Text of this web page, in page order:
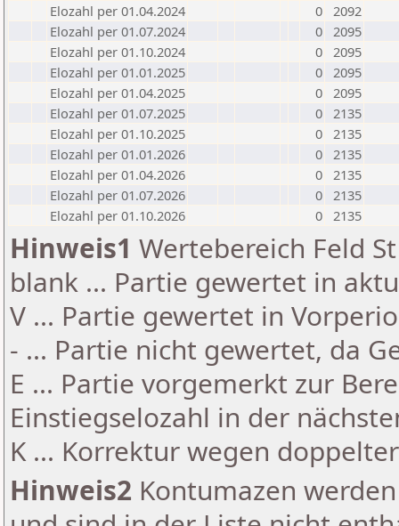
Elozahl per 01.04.2024
0 2092
Elozahl per 01.07.2024
0 2095
Elozahl per 01.10.2024
0 2095
Elozahl per 01.01.2025
0 2095
Elozahl per 01.04.2025
0 2095
Elozahl per 01.07.2025
0 2135
Elozahl per 01.10.2025
0 2135
Elozahl per 01.01.2026
0 2135
Elozahl per 01.04.2026
0 2135
Elozahl per 01.07.2026
0 2135
Elozahl per 01.10.2026
0 2135
Hinweis1 Wertebereich Feld
blank ... Partie gewertet in
V ... Partie gewertet in
- ... Partie nicht gewertet, da
E ... Partie vorgemerkt zur
Einstiegselozahl in der
K ... Korrektur wegen
Hinweis2 Kontumazen